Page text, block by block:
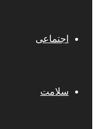
اجتماعی
سلامت